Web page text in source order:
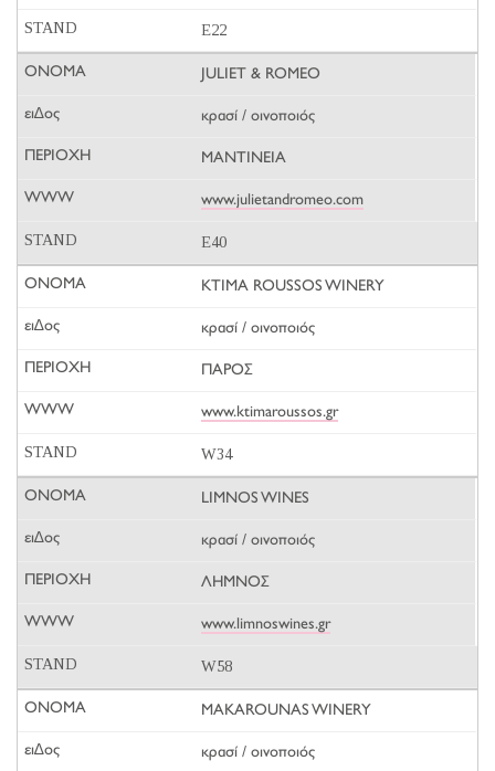
E22
JULIET & ROMEO
κρασί / οινοποιός
ΜΑΝΤΙΝΕΙΑ
www.julietandromeo.com
E40
KTIMA ROUSSOS WINERY
κρασί / οινοποιός
ΠΑΡΟΣ
www.ktimaroussos.gr
W34
LIMNOS WINES
κρασί / οινοποιός
ΛΗΜΝΟΣ
www.limnoswines.gr
W58
MAKAROUNAS WINERY
κρασί / οινοποιός